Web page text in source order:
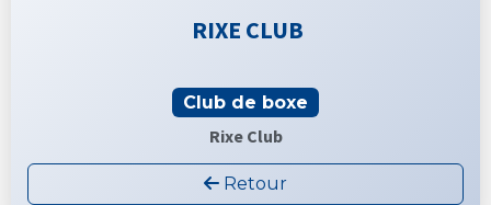
RIXE CLUB
Club de boxe
Rixe Club
Retour